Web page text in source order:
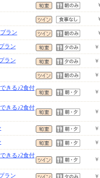
ラン
ラン
ラン
きる♪2食付
きる♪2食付
きる♪2食付
ラン